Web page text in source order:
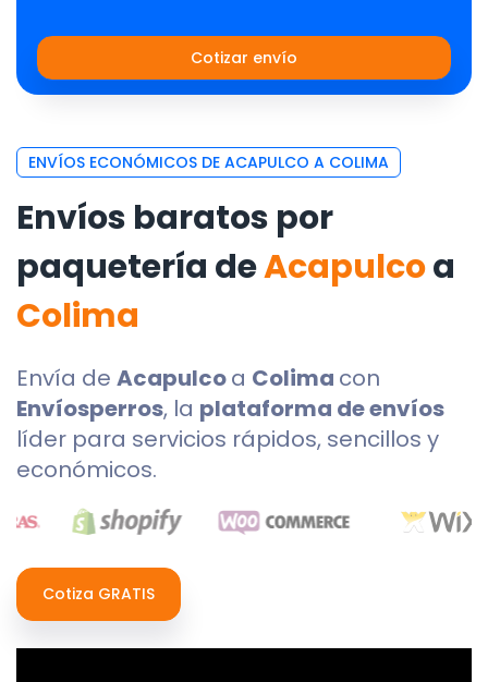
Cotizar envío
ENVÍOS ECONÓMICOS DE ACAPULCO A COLIMA
Envíos baratos por
paquetería deAcapulcoa
Colima
Envía de Acapulcoa Colima con
Envíosperros, la plataforma de envíos
líder para servicios rápidos, sencillos y
económicos.
Cotiza GRATIS